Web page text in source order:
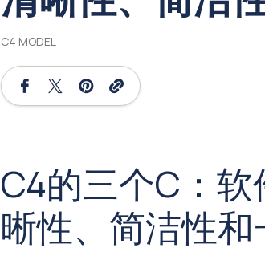
C4 MODEL
C4的三个C：
晰性、简洁性和